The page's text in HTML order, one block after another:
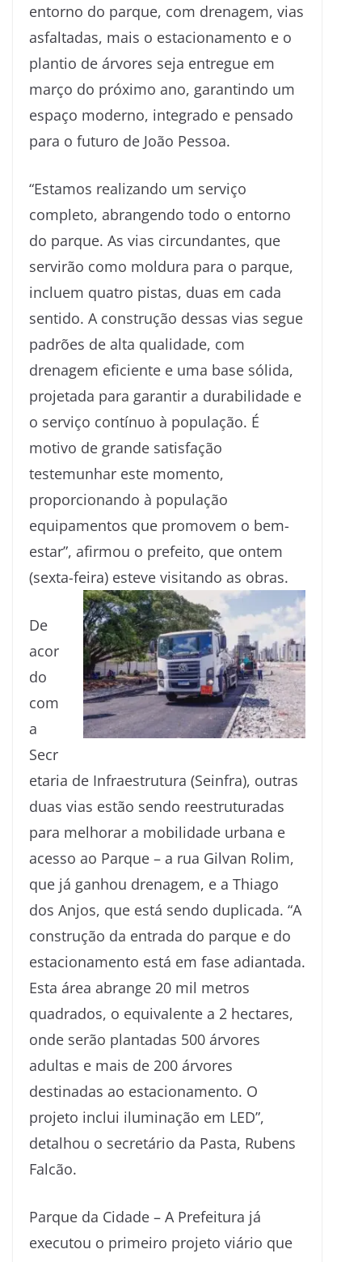
entorno do parque, com drenagem, vias
asfaltadas, mais o estacionamento e o
plantio de árvores seja entregue em
março do próximo ano, garantindo um
espaço moderno, integrado e pensado
para o futuro de João Pessoa.
“Estamos realizando um serviço
completo, abrangendo todo o entorno
do parque. As vias circundantes, que
servirão como moldura para o parque,
incluem quatro pistas, duas em cada
sentido. A construção dessas vias segue
padrões de alta qualidade, com
drenagem eficiente e uma base sólida,
projetada para garantir a durabilidade e
o serviço contínuo à população. É
motivo de grande satisfação
testemunhar este momento,
proporcionando à população
equipamentos que promovem o bem-
estar”, afirmou o prefeito, que ontem
(sexta-feira) esteve visitando as obras.
De
acor
do
com
a
Secr
etaria de Infraestrutura (Seinfra), outras
duas vias estão sendo reestruturadas
para melhorar a mobilidade urbana e
acesso ao Parque – a rua Gilvan Rolim,
que já ganhou drenagem, e a Thiago
dos Anjos, que está sendo duplicada. “A
construção da entrada do parque e do
estacionamento está em fase adiantada.
Esta área abrange 20 mil metros
quadrados, o equivalente a 2 hectares,
onde serão plantadas 500 árvores
adultas e mais de 200 árvores
destinadas ao estacionamento. O
projeto inclui iluminação em LED”,
detalhou o secretário da Pasta, Rubens
Falcão.
Parque da Cidade – A Prefeitura já
executou o primeiro projeto viário que